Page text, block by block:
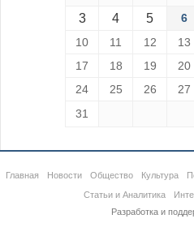
3 4 5 6
10
11 12 13
17
18 19 20
24
25 26 27
31
Главная Новости Общество Культура
Статьи и Аналитика
Разработка и